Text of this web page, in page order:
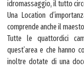
idromassaggio, il tutto
Una Location
comprende anche il
Tutte le quattordici
quest’area e che hanno
inoltre dotate di una